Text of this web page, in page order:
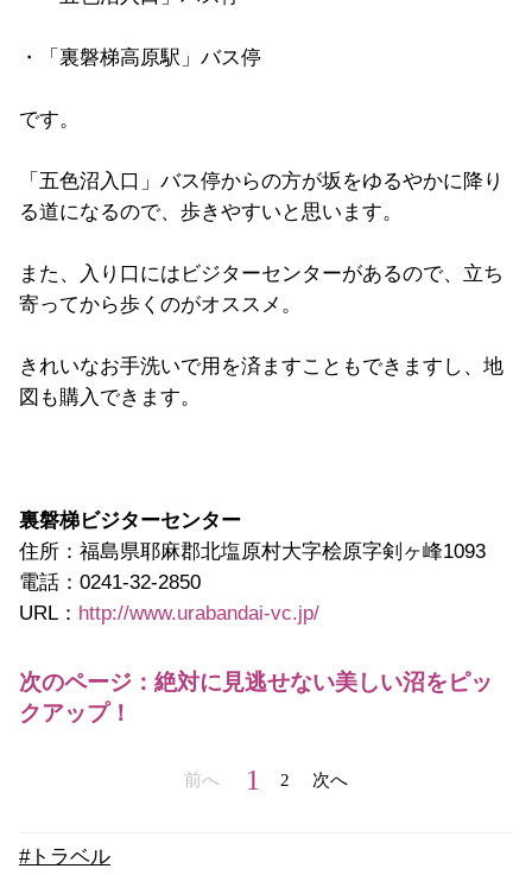
・「裏磐梯高原駅」バス停
です。
「五色沼入口」バス停からの方が坂をゆるやかに降り
る道になるので、歩きやすいと思います。
また、入り口にはビジターセンターがあるので、立ち
寄ってから歩くのがオススメ。
きれいなお手洗いで用を済ますこともできますし、地
図も購入できます。
裏磐梯ビジターセンター
住所：福島県耶麻郡北塩原村大字桧原字剣ヶ峰1093
電話：0241-32-2850
URL： http://www.urabandai-vc.jp/
次のページ：絶対に見逃せない美しい沼をピッ
クアップ！
前へ 1 2 次へ
#トラベル